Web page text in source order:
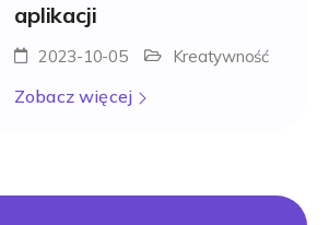
aplikacji
2023-10-05 Kreatywność
Zobacz więcej